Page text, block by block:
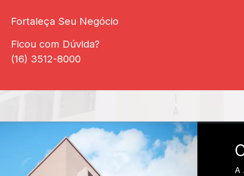
Fortaleça Seu Negócio
Ficou com Dúvida?
(16) 3512-8000
A